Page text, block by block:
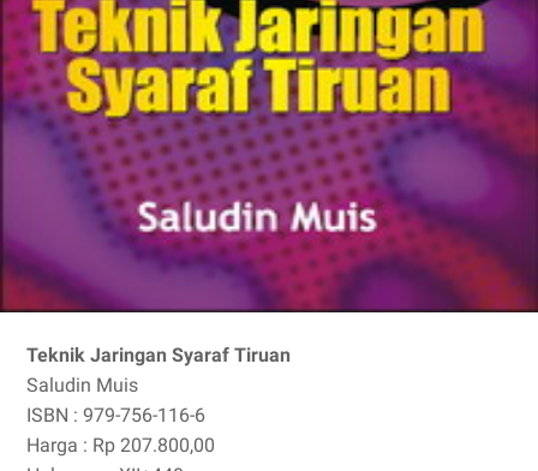
Teknik Jaringan Syaraf Tiruan
Saludin Muis
ISBN : 979-756-116-6
Harga : Rp 207.800,00